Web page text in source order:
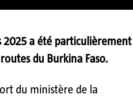
2025 a été particulièrement
du Burkina Faso.
du ministère de la